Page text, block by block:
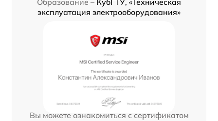
Образование – КубГТУ, «Техническая
эксплуатация электрооборудования»
Вы можете ознакомиться с сертификатом